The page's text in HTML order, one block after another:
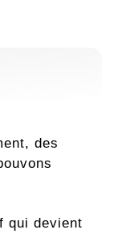
des
qui devient